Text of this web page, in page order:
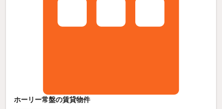
ホーリー常盤の賃貸物件